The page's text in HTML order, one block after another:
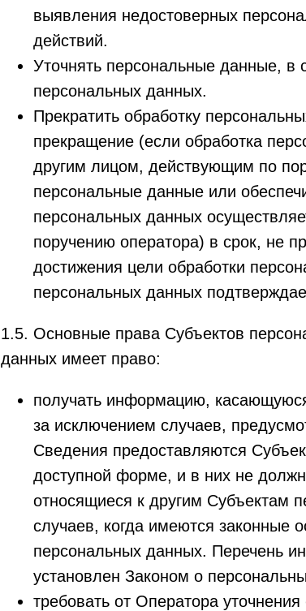
выявления недостоверных
действий.
Уточнять персональные данные, в
персональных данных.
Прекратить обработку
прекращение (если обработка
другим лицом, действующим по
персональные данные или
персональных данных
поручению оператора) в срок, не
достижения цели обработки
персональных данных
1.5. Основные права Субъектов
данных имеет право:
получать информацию,
за исключением случаев,
Сведения предоставляются
доступной форме, и в них не
относящиеся к другим Субъектам
случаев, когда имеются законные
персональных данных. Перечень
установлен Законом о
требовать от Оператора